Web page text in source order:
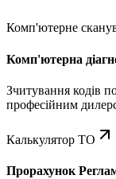
Комп'ютерне
Комп'ютерна
Зчитування кодів
професійним
Калькулятор ТО
Прорахунок